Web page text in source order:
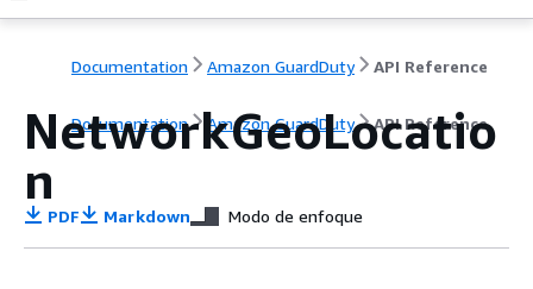
Documentation Amazon GuardDuty API Reference
Documentation Amazon GuardDuty API Reference
NetworkGeoLocatio
n
PDF Markdown Modo de enfoque